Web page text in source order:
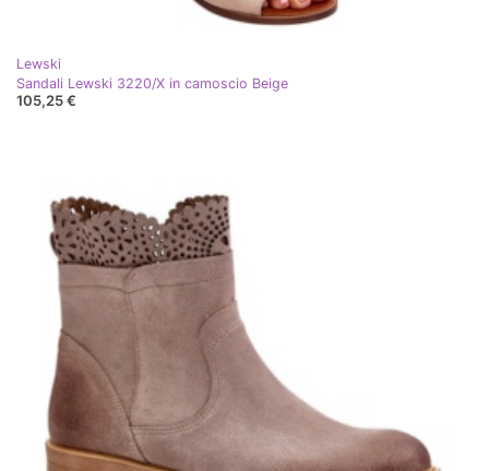
Lewski
Sandali Lewski 3220/X in camoscio Beige
105,25 €